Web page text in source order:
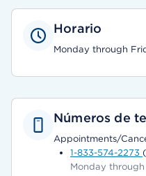
Horario
Monday through
Números de
Appointments/
1-833-574-2273
Monday